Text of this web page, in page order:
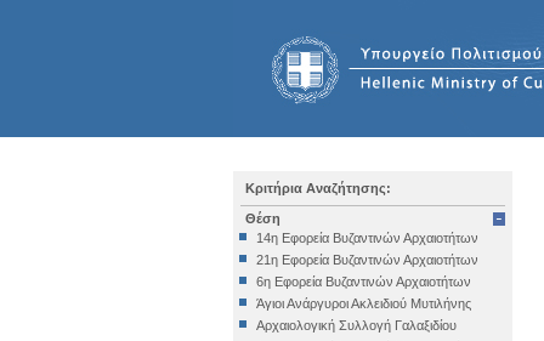
Κριτήρια Αναζήτησης:
Θέση
14η Εφορεία Βυζαντινών Αρχαιοτήτων
21η Εφορεία Βυζαντινών Αρχαιοτήτων
6η Εφορεία Βυζαντινών Αρχαιοτήτων
Άγιοι Ανάργυροι Ακλειδιού Μυτιλήνης
Αρχαιολογική Συλλογή Γαλαξιδίου